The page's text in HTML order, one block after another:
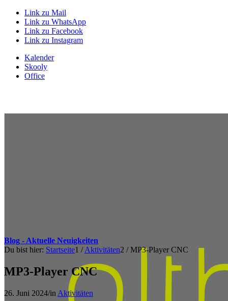
Link zu Mail
Link zu WhatsApp
Link zu Facebook
Link zu Instagram
Kalender
Skooly
Office
Blog - Aktuelle Neuigkeiten
Du bist hier: Startseite1 / Aktivitäten2 / MP3-Player CNC
MP3-Player CNC
26. Juni 2024/in Aktivitäten